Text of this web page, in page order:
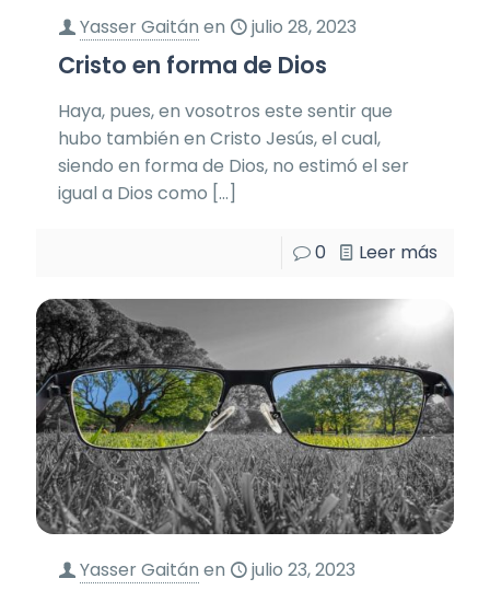
Yasser Gaitán en julio 28, 2023
Cristo en forma de Dios
Haya, pues, en vosotros este sentir que
hubo también en Cristo Jesús, el cual,
siendo en forma de Dios, no estimó el ser
igual a Dios como […]
0 Leer más
Yasser Gaitán en julio 23, 2023